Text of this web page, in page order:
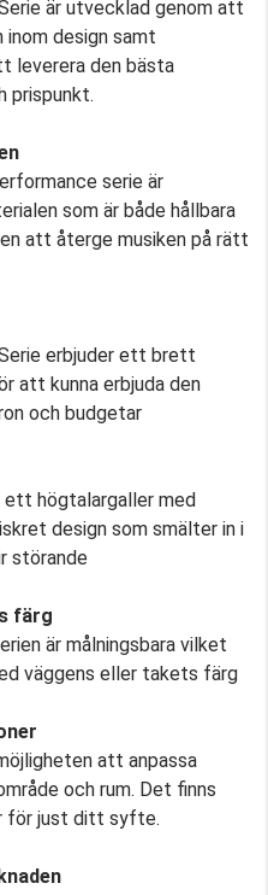
är utvecklad genom att
inom design samt
leverera den bästa
prispunkt.
serie är
som är både hållbara
att återge musiken på rätt
erbjuder ett brett
att kunna erbjuda den
och budgetar
ett högtalargaller med
design som smälter in i
störande
färg
är målningsbara vilket
väggens eller takets färg
att anpassa
och rum. Det finns
för just ditt syfte.